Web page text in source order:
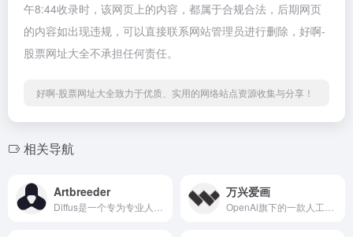
午8:44收录时，该网页上的内容，都属于合规合法，后期网页
的内容如出现违规，可以直接联系网站管理员进行删除，好啊-
股票网址大全不承担任何责任。
好啊-股票网址大全致力于优质、实用的网络站点资源收集与分享！
相关导航
Artbreeder 万兴爱画